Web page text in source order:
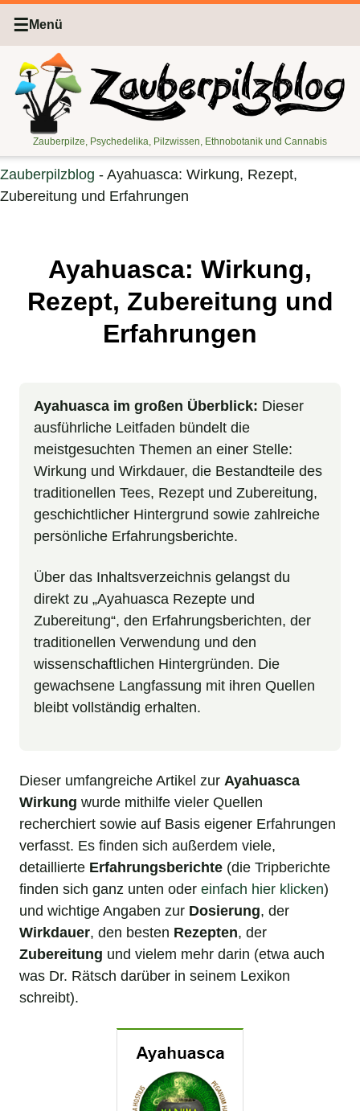
☰ Menü
Zauberpilze, Psychedelika, Pilzwissen, Ethnobotanik und Cannabis
Zauberpilzblog - Ayahuasca: Wirkung, Rezept,
Zubereitung und Erfahrungen
Ayahuasca: Wirkung,
Rezept, Zubereitung und
Erfahrungen
Ayahuasca im großen Überblick: Dieser
ausführliche Leitfaden bündelt die
meistgesuchten Themen an einer Stelle:
Wirkung und Wirkdauer, die Bestandteile des
traditionellen Tees, Rezept und Zubereitung,
geschichtlicher Hintergrund sowie zahlreiche
persönliche Erfahrungsberichte.
Über das Inhaltsverzeichnis gelangst du
direkt zu „Ayahuasca Rezepte und
Zubereitung“, den Erfahrungsberichten, der
traditionellen Verwendung und den
wissenschaftlichen Hintergründen. Die
gewachsene Langfassung mit ihren Quellen
bleibt vollständig erhalten.
Dieser umfangreiche Artikel zur Ayahuasca
Wirkung wurde mithilfe vieler Quellen
recherchiert sowie auf Basis eigener Erfahrungen
verfasst. Es finden sich außerdem viele,
detaillierte Erfahrungsberichte (die Tripberichte
finden sich ganz unten oder einfach hier klicken)
und wichtige Angaben zur Dosierung, der
Wirkdauer, den besten Rezepten, der
Zubereitung und vielem mehr darin (etwa auch
was Dr. Rätsch darüber in seinem Lexikon
schreibt).